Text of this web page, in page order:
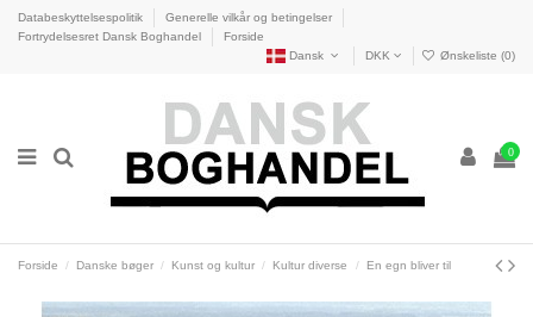
Databeskyttelsespolitik
Generelle vilkår og betingelser
Fortrydelsesret Dansk Boghandel
Forside
Dansk
DKK Ønskeliste (0)
0
Forside Danske bøger Kunst og kultur Kultur diverse En egn bliver til